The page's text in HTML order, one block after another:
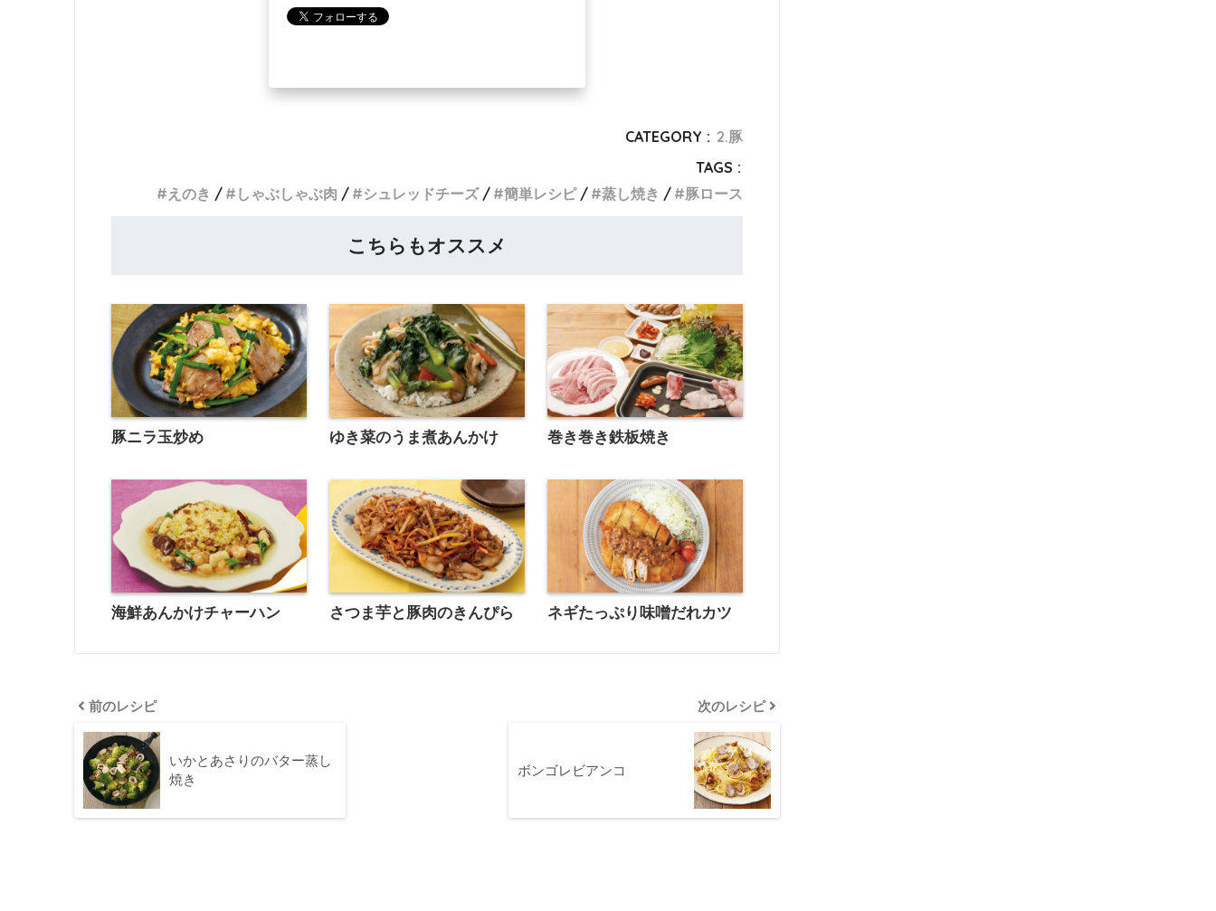
CATEGORY : 2.豚
TAGS :
えのき
しゃぶしゃぶ肉 シュレッドチーズ 簡単レシピ 蒸し焼き 豚ロース
こちらもオススメ
豚ニラ玉炒め ゆき菜のうま煮あんかけ 巻き巻き鉄板焼き
海鮮あんかけチャーハン さつま芋と豚肉のきんぴら ネギたっぷり味噌だれカツ
前のレシピ
いかとあさりのバター蒸し
焼き
次のレシピ
ボンゴレビアンコ